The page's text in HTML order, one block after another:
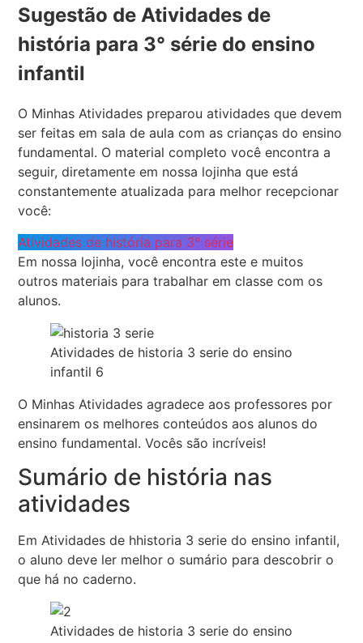
Sugestão de Atividades de
história para 3° série do ensino
infantil
O Minhas Atividades preparou atividades que devem
ser feitas em sala de aula com as crianças do ensino
fundamental. O material completo você encontra a
seguir, diretamente em nossa lojinha que está
constantemente atualizada para melhor recepcionar
você:
Atividades de história para 3° série
Em nossa lojinha, você encontra este e muitos
outros materiais para trabalhar em classe com os
alunos.
Atividades de historia 3 serie do ensino
infantil 6
O Minhas Atividades agradece aos professores por
ensinarem os melhores conteúdos aos alunos do
ensino fundamental. Vocês são incríveis!
Sumário de história nas
atividades
Em Atividades de hhistoria 3 serie do ensino infantil,
o aluno deve ler melhor o sumário para descobrir o
que há no caderno.
Atividades de historia 3 serie do ensino